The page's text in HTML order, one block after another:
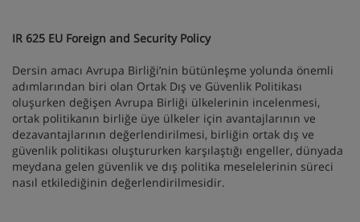
IR 625 EU Foreign and Security Policy
Dersin amacı Avrupa Birliği’nin bütünleşme yolunda önemli
adımlarından biri olan Ortak Dış ve Güvenlik Politikası
oluşurken değişen Avrupa Birliği ülkelerinin incelenmesi,
ortak politikanın birliğe üye ülkeler için avantajlarının ve
dezavantajlarının değerlendirilmesi, birliğin ortak dış ve
güvenlik politikası oluştururken karşılaştığı engeller, dünyada
meydana gelen güvenlik ve dış politika meselelerinin süreci
nasıl etkilediğinin değerlendirilmesidir.